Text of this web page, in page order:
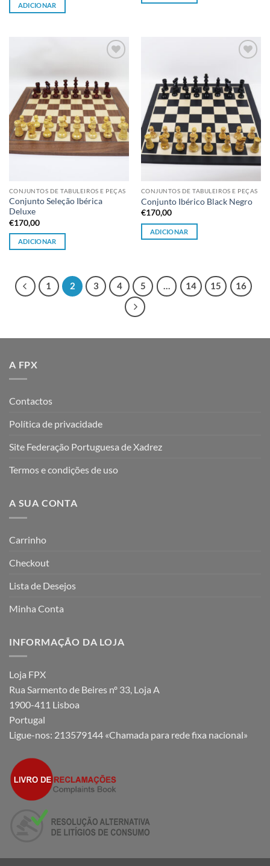
ADICIONAR
desejos
CONJUNTOS DE TABULEIROS E PEÇAS
Conjunto Seleção Ibérica
Deluxe
€170,00
ADICIONAR
desejos
CONJUNTOS DE TABULEIROS E PEÇAS
Conjunto Ibérico Black Negro
€170,00
ADICIONAR
1 2 3 4 5 … 14 15 16
A FPX
Contactos
Política de privacidade
Site Federação Portuguesa de Xadrez
Termos e condições de uso
A SUA CONTA
Carrinho
Checkout
Lista de Desejos
Minha Conta
INFORMAÇÃO DA LOJA
Loja FPX
Rua Sarmento de Beires nº 33, Loja A
1900-411 Lisboa
Portugal
Ligue-nos: 213579144 «Chamada para rede fixa nacional»